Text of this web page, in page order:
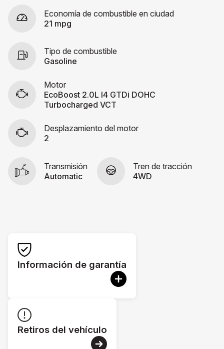
Economía de combustible en ciudad
21 mpg
Tipo de combustible
Gasoline
Motor
EcoBoost 2.0L I4 GTDi DOHC
Turbocharged VCT
Desplazamiento del motor
2
Transmisión
Automatic
Tren de tracción
4WD
Información de garantía
Retiros del vehículo